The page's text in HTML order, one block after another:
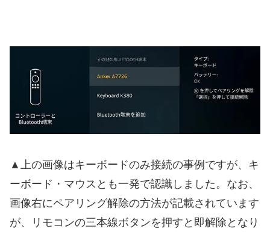
▲上の画像はキーボードのみ接続の事例ですが、キ
ーボード・マウスとも一発で認識しました。なお、
画像右にペアリング解除の方法が記載されています
が、リモコンの三本線ボタンを押すと即解除となり